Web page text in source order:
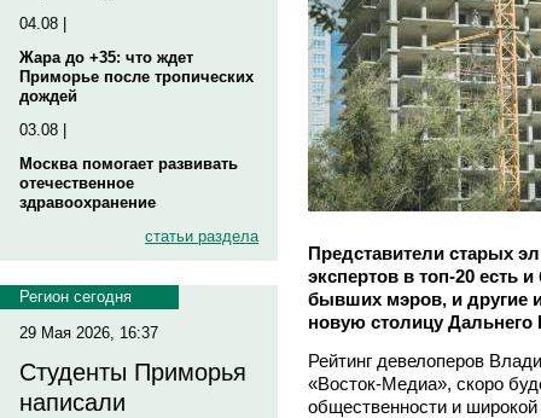
04.08 |
Жара до +35: что ждет
Приморье после тропических
дождей
03.08 |
Москва помогает развивать
отечественное
здравоохранение
статьи раздела
Регион сегодня
29 Мая 2026, 16:37
Студенты Приморья
написали
Представители старых
экспертов в топ-20 есть
бывших мэров, и другие
новую столицу Дальнего
Рейтинг девелоперов
«Восток-Медиа», скоро
общественности и широкой